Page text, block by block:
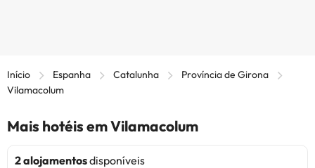
Início Espanha Catalunha
Província de Girona
Vilamacolum
Mais hotéis em Vilamacolum
2 alojamentosdisponíveis